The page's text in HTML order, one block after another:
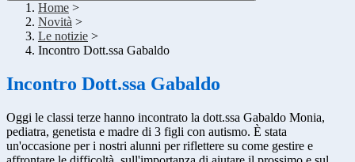
Home >
Novità >
Le notizie >
Incontro Dott.ssa Gabaldo
Incontro Dott.ssa Gabaldo
Oggi le classi terze hanno incontrato la dott.ssa Gabaldo Monia,
pediatra, genetista e madre di 3 figli con autismo. È stata
un'occasione per i nostri alunni per riflettere su come gestire e